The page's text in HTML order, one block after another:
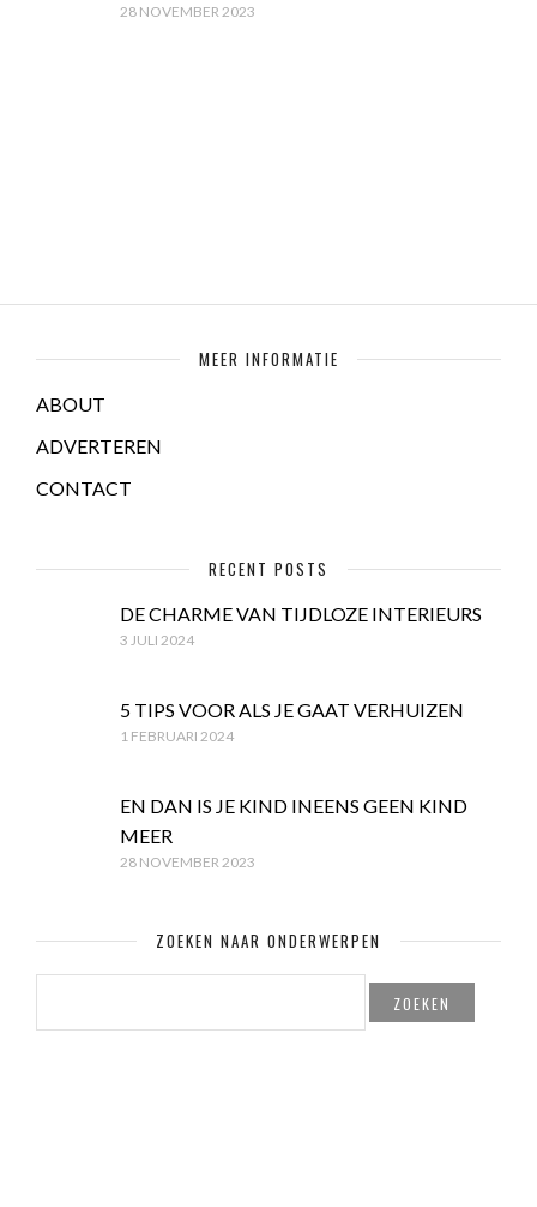
28 NOVEMBER 2023
MEER INFORMATIE
ABOUT
ADVERTEREN
CONTACT
RECENT POSTS
DE CHARME VAN TIJDLOZE INTERIEURS
3 JULI 2024
5 TIPS VOOR ALS JE GAAT VERHUIZEN
1 FEBRUARI 2024
EN DAN IS JE KIND INEENS GEEN KIND
MEER
28 NOVEMBER 2023
ZOEKEN NAAR ONDERWERPEN
ZOEKEN